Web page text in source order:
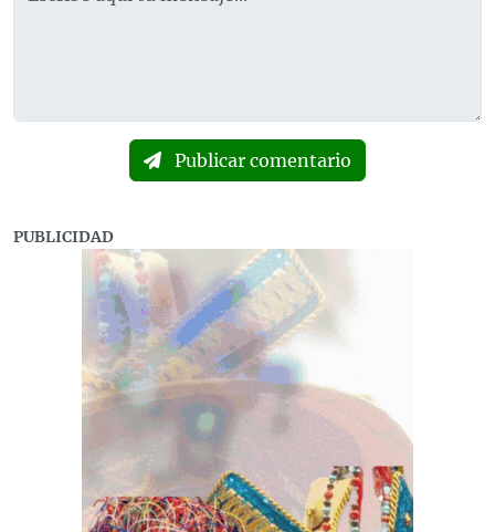
Publicar comentario
PUBLICIDAD